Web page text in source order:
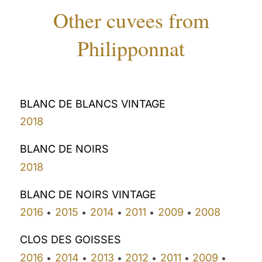
Other cuvees from
Philipponnat
BLANC DE BLANCS VINTAGE
2018
BLANC DE NOIRS
2018
BLANC DE NOIRS VINTAGE
2016 • 2015 • 2014 • 2011 • 2009 • 2008
CLOS DES GOISSES
2016 • 2014 • 2013 • 2012 • 2011 • 2009 •